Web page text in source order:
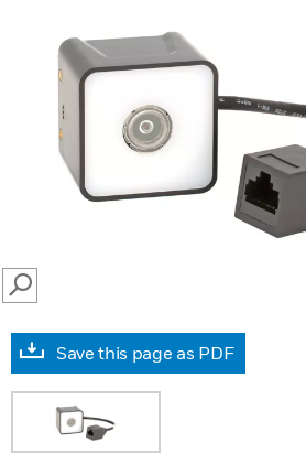
SEARCH
Save this page as PDF